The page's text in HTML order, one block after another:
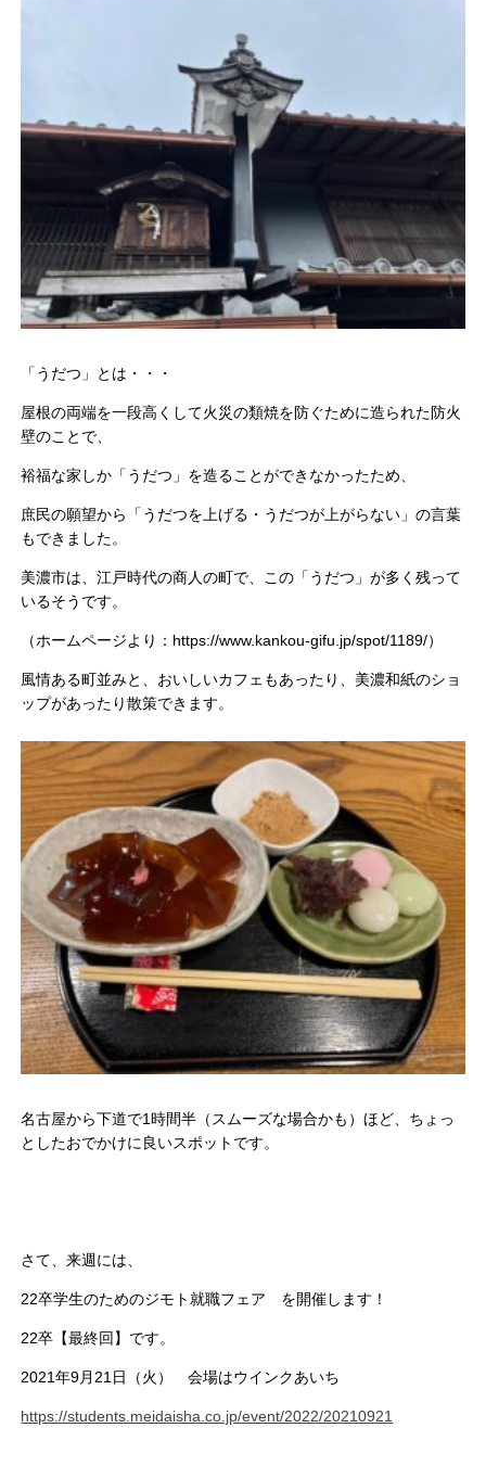
「うだつ」とは・・・
屋根の両端を一段高くして火災の類焼を防ぐために造られた防火
壁のことで、
裕福な家しか「うだつ」を造ることができなかったため、
庶民の願望から「うだつを上げる・うだつが上がらない」の言葉
もできました。
美濃市は、江戸時代の商人の町で、この「うだつ」が多く残って
いるそうです。
（ホームページより：https://www.kankou-gifu.jp/spot/1189/）
風情ある町並みと、おいしいカフェもあったり、美濃和紙のショ
ップがあったり散策できます。
名古屋から下道で1時間半（スムーズな場合かも）ほど、ちょっ
としたおでかけに良いスポットです。
さて、来週には、
22卒学生のためのジモト就職フェア を開催します！
22卒【最終回】です。
2021年9月21日（火） 会場はウインクあいち
https://students.meidaisha.co.jp/event/2022/20210921